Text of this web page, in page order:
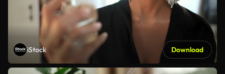
iStock Download